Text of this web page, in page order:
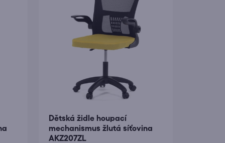
Dětská židle houpací
mechanismus žlutá síťovina
AKZ207ZL